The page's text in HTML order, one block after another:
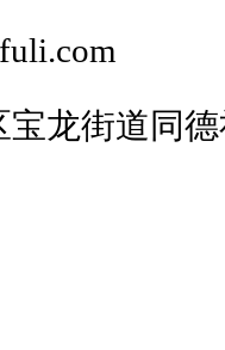
龙街道同